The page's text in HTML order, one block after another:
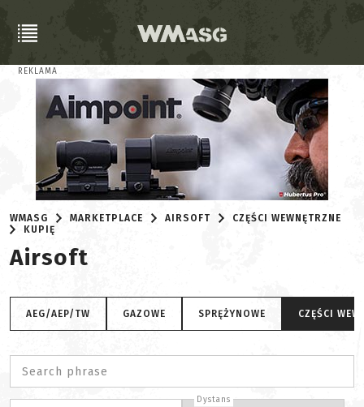
REKLAMA
WMASG MARKETPLACE AIRSOFT
CZĘŚCI WEWNĘTRZNE
KUPIĘ
Airsoft
AEG/AEP/TW GAZOWE SPRĘŻYNOWE CZĘŚCI
Search phrase
Dystans